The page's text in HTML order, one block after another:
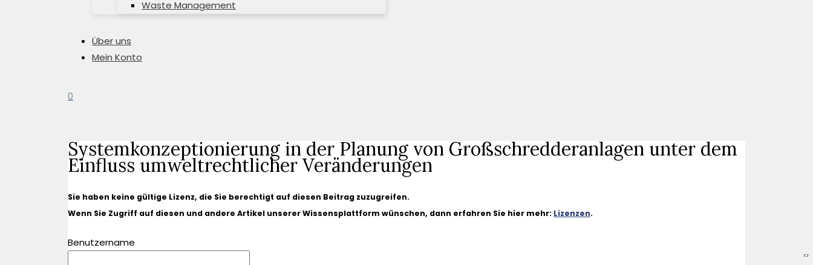
Waste Management
Über uns
Mein Konto
0
Systemkonzeptionierung in der Planung von Großschredderanlagen unter dem
Einfluss umweltrechtlicher Veränderungen
Sie haben keine gültige Lizenz, die Sie berechtigt auf diesen Beitrag zuzugreifen.
Wenn Sie Zugriff auf diesen und andere Artikel unserer Wissensplattform wünschen, dann erfahren Sie hier mehr: Lizenzen.
Benutzername